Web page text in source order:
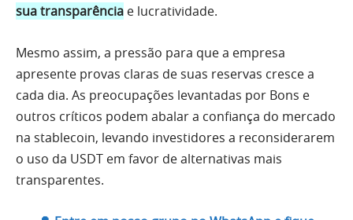
sua transparência e lucratividade.
Mesmo assim, a pressão para que a empresa
apresente provas claras de suas reservas cresce a
cada dia. As preocupações levantadas por Bons e
outros críticos podem abalar a confiança do mercado
na stablecoin, levando investidores a reconsiderarem
o uso da USDT em favor de alternativas mais
transparentes.